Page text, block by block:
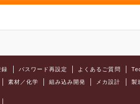
録 パスワード再設定 よくあるご質問
素材／化学 組み込み開発 メカ設計 製